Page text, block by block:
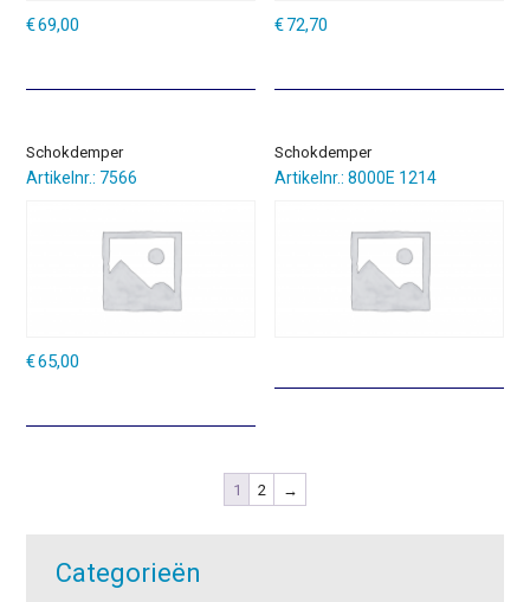
€69,00 €72,70
Schokdemper
Artikelnr.: 7566
€65,00
Schokdemper
Artikelnr.: 8000E 1214
1 2 →
Categorieën